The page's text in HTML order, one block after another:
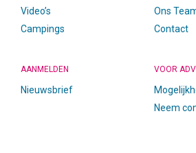
Video’s
Campings
Ons
Contact
AANMELDEN
Nieuwsbrief
VOOR
Neem